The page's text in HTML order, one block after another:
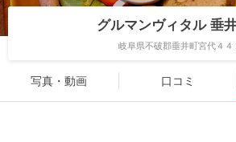
グルマンヴィタル 垂
岐阜県不破郡垂井町宮代４４
写真・動画 口コミ